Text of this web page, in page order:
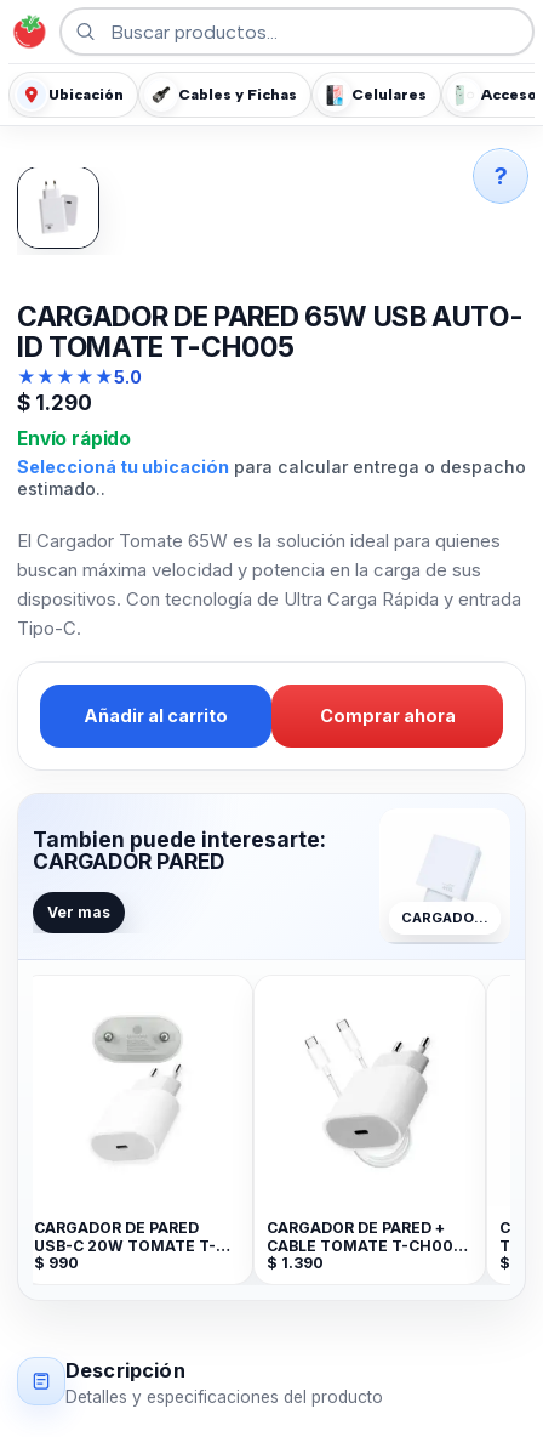
Ubicación Cables y Fichas Celulares
CARGADOR DE PARED 65W USB AUTO-
ID TOMATE T-CH005
★★★★★5.0
$ 1.290
Envío rápido
Seleccioná tu ubicación para calcular entrega o despacho
estimado..
El Cargador Tomate 65W es la solución ideal para quienes
buscan máxima velocidad y potencia en la carga de sus
dispositivos. Con tecnología de Ultra Carga Rápida y entrada
Tipo-C.
Añadir al carrito Comprar ahora
Tambien puede interesarte:
CARGADOR PARED
Ver mas CARGADOR PARED
CARGADOR DE PARED
USB-C 20W TOMATE T-
CH003
$ 990
CARGADOR DE PARED +
CABLE TOMATE T-CH007
35W USB-C to C
$ 1.390 $
Descripción
Detalles y especificaciones del producto
?